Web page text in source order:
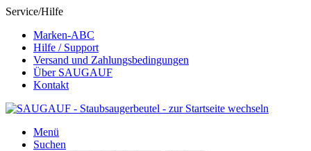
Service/Hilfe
Marken-ABC
Hilfe / Support
Versand und Zahlungsbedingungen
Über SAUGAUF
Kontakt
Menü
Suchen